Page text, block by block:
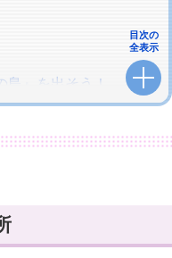
』を出そう！
ヤのちず』を攻
スもある（汗）
ャンプに呼べ
目次の
全表示